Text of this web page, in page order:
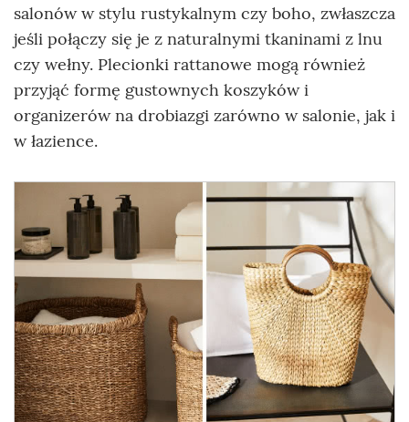
salonów w stylu rustykalnym czy boho, zwłaszcza
jeśli połączy się je z naturalnymi tkaninami z lnu
czy wełny. Plecionki rattanowe mogą również
przyjąć formę gustownych koszyków i
organizerów na drobiazgi zarówno w salonie, jak i
w łazience.